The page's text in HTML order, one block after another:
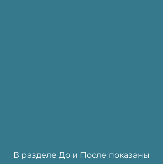
В разделе До и После показаны